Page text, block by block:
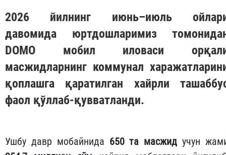
2026 йилнинг июнь–июль
давомида юртдошларимиз
DOMO мобил иловаси
масжидларнинг коммунал
қоплашга қаратилган хайрли
фаол қўллаб-қувватланди.
Ушбу давр мобайнида 650 та масжид учун